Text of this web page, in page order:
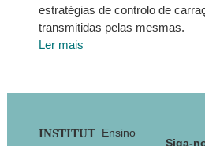
estratégias de controlo de
transmitidas pelas mesmas.
Ler mais
Footer
INSTITUT Ensino
Siga-